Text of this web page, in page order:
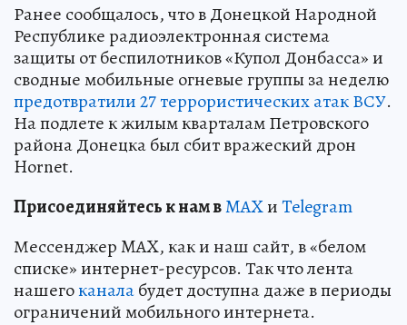
Ранее сообщалось, что в Донецкой Народной
Республике радиоэлектронная система
защиты от беспилотников «Купол Донбасса» и
сводные мобильные огневые группы за неделю
предотвратили 27 террористических атак ВСУ.
На подлете к жилым кварталам Петровского
района Донецка был сбит вражеский дрон
Hornet.
Присоединяйтесь к нам вMAXиTelegram
Мессенджер MAX, как и наш сайт, в «белом
списке» интернет-ресурсов. Так что лента
нашегоканалабудет доступна даже в периоды
ограничений мобильного интернета.